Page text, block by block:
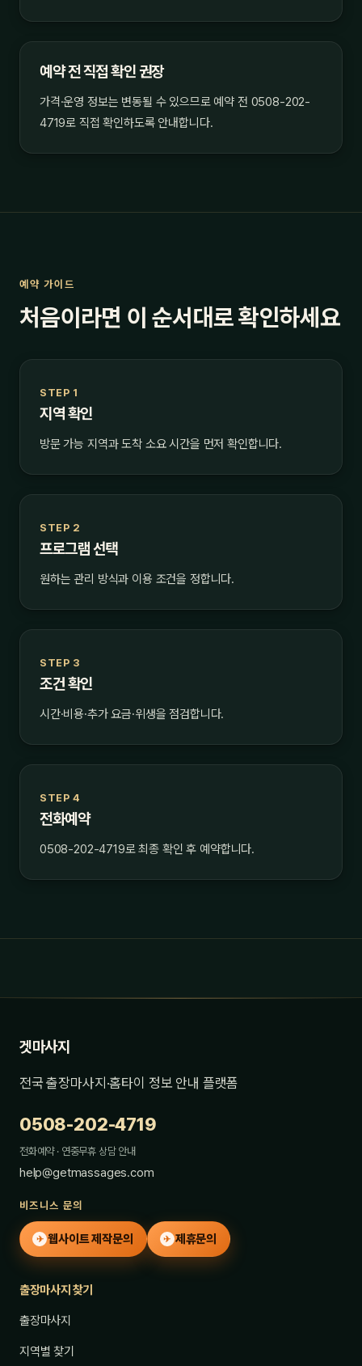
예약 전 직접 확인 권장
가격·운영 정보는 변동될 수 있으므로 예약 전 0508-202-
4719로 직접 확인하도록 안내합니다.
예약 가이드
처음이라면 이 순서대로 확인하세요
STEP 1
지역 확인
방문 가능 지역과 도착 소요 시간을 먼저 확인합니다.
STEP 2
프로그램 선택
원하는 관리 방식과 이용 조건을 정합니다.
STEP 3
조건 확인
시간·비용·추가 요금·위생을 점검합니다.
STEP 4
전화예약
0508-202-4719로 최종 확인 후 예약합니다.
겟마사지
전국 출장마사지·홈타이 정보 안내 플랫폼
0508-202-4719
전화예약 · 연중무휴 상담 안내
help@getmassages.com
비즈니스 문의
✈ 웹사이트 제작문의 ✈ 제휴문의
출장마사지 찾기
출장마사지
지역별 찾기